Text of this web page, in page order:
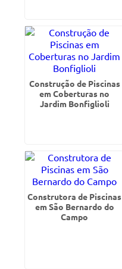
Construção de Piscinas
em Coberturas no
Jardim Bonfiglioli
Construtora de Piscinas
em São Bernardo do
Campo